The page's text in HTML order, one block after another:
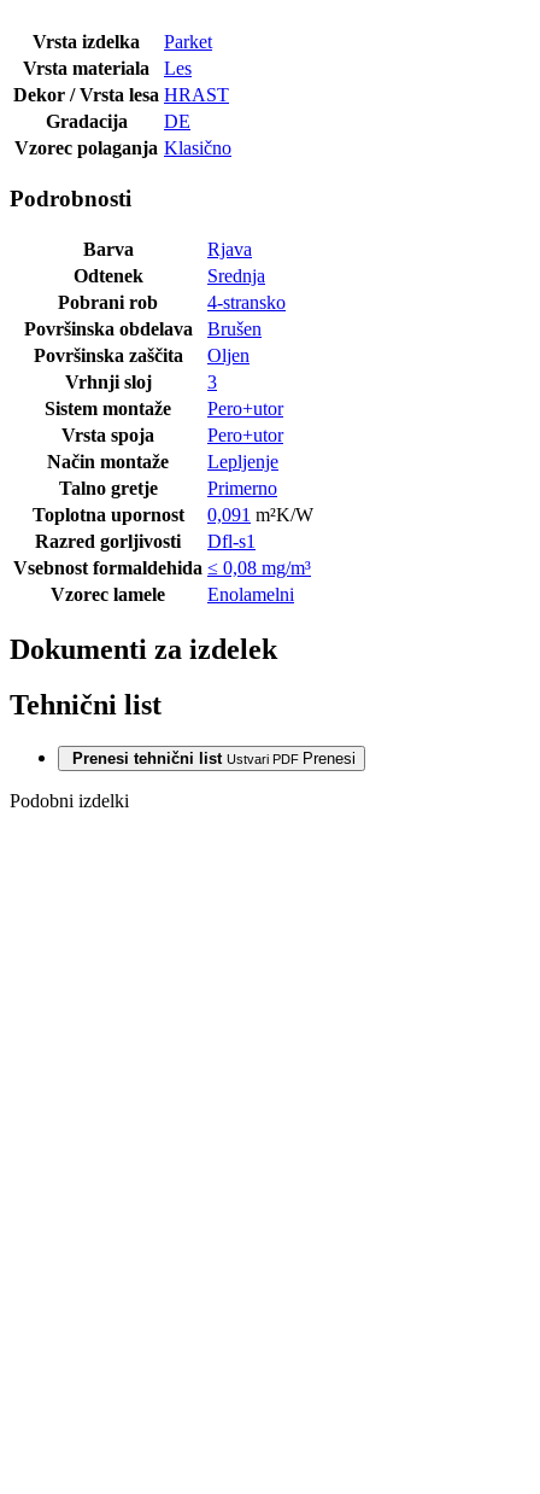
Vrsta izdelka
Parket
Vrsta materiala
Les
Dekor / Vrsta lesa HRAST
Gradacija
DE
Vzorec polaganja Klasično
Podrobnosti
Barva
Rjava
Odtenek
Srednja
Pobrani rob
4-stransko
Površinska obdelava
Brušen
Površinska zaščita
Oljen
Vrhnji sloj
3
Sistem montaže
Pero+utor
Vrsta spoja
Pero+utor
Način montaže
Lepljenje
Talno gretje
Primerno
Toplotna upornost
0,091 m²K/W
Razred gorljivosti
Dfl-s1
Vsebnost formaldehida ≤ 0,08 mg/m³
Vzorec lamele
Enolamelni
Dokumenti za izdelek
Tehnični list
Prenesi tehnični list Ustvari PDF Prenesi
Podobni izdelki